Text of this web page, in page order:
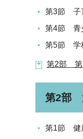
第3節 子
第4節 青
第5節 学
第2部 第
第2部
第1節 健